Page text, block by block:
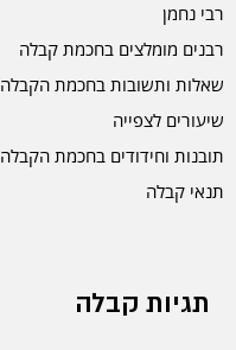
רבי נחמן
רבנים מומלצים בחכמת קבלה
שאלות ותשובות בחכמת הקבלה
שיעורים לצפייה
תובנות וחידודים בחכמת הקבלה
תנאי קבלה
תגיות קבלה